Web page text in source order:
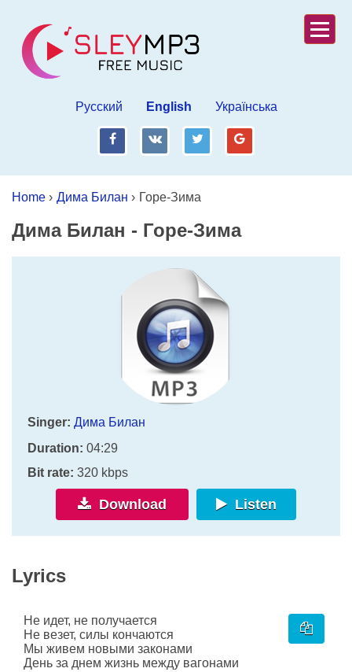
Русский English Українська
fb vk tw gp
Home › Дима Билан › Горе-Зима
Дима Билан - Горе-Зима
Singer: Дима Билан
Duration: 04:29
Bit rate: 320 kbps
Download Listen
Lyrics
Не идет, не получается
Не везет, силы кончаются
Мы живем новыми законами
День за днем жизнь между вагонами